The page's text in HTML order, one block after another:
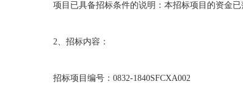
项目已具备招标条件的说明：本招标项目的资金
2、招标内容：
招标项目编号： 0832-1840SFCXA002